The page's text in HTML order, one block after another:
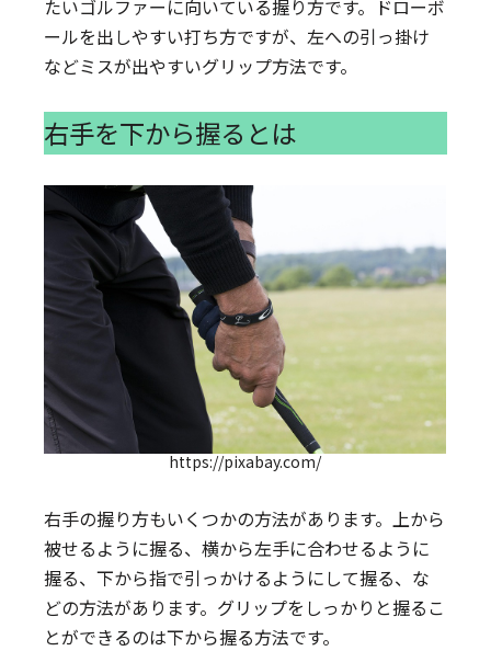
たいゴルファーに向いている握り方です。ドローボ
ールを出しやすい打ち方ですが、左への引っ掛け
などミスが出やすいグリップ方法です。
右手を下から握るとは
https://pixabay.com/
右手の握り方もいくつかの方法があります。上から
被せるように握る、横から左手に合わせるように
握る、下から指で引っかけるようにして握る、な
どの方法があります。グリップをしっかりと握るこ
とができるのは下から握る方法です。